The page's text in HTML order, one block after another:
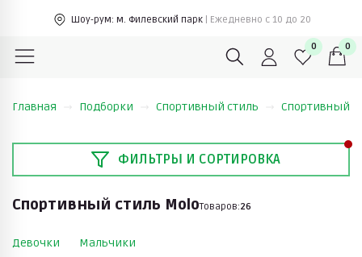
Шоу-рум: м. Филевский парк | Ежедневно c 10 до 20
0 0
Главная Подборки Спортивный стиль Спортивный
ФИЛЬТРЫ И СОРТИРОВКА
Спортивный стиль MoloТоваров:26
Девочки Мальчики